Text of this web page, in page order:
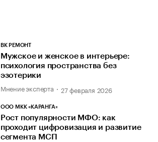
BK РЕМОНТ
Мужское и женское в интерьере:
психология пространства без
эзотерики
Мнение эксперта 27 февраля 2026
ООО МКК «КАРАНГА»
Рост популярности МФО: как
проходит цифровизация и развитие
сегмента МСП